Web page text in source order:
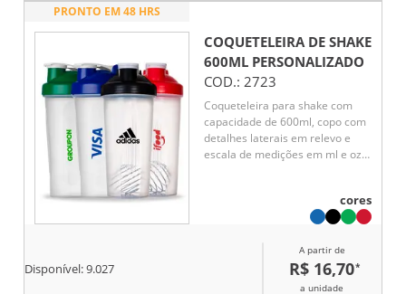
PRONTO EM 48 HRS
COQUETELEIRA DE SHAKE
600ML PERSONALIZADO
COD.: 2723
Coqueteleira para shake com
capacidade de 600ml, copo com
detalhes laterais em relevo e
escala de medições em ml e oz.
cores
Disponível:9.027
A partir de
R$ 16,70*
a unidade